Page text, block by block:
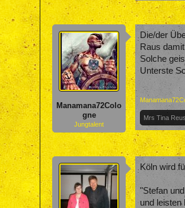
Manamana72Colo
gne
Jungtalent
Die/der
Raus
Solche
Unterste
Mrs Tina Reus
Köln wird
"Stefan
und leisten